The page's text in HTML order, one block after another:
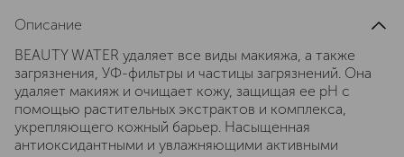
Описание
BEAUTY WATER удаляет все виды макияжа, а также
загрязнения, УФ-фильтры и частицы загрязнений. Она
удаляет макияж и очищает кожу, защищая ее pH с
помощью растительных экстрактов и комплекса,
укрепляющего кожный барьер. Насыщенная
антиоксидантными и увлажняющими активными